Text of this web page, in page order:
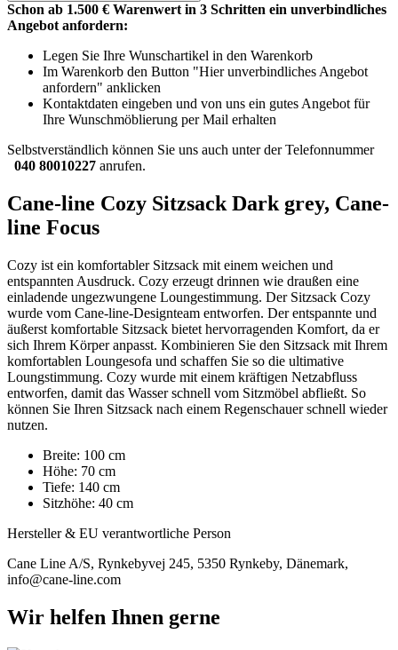
Schon ab 1.500 € Warenwert in 3 Schritten ein unverbindliches
Angebot anfordern:
Legen Sie Ihre Wunschartikel in den Warenkorb
Im Warenkorb den Button "Hier unverbindliches Angebot
anfordern" anklicken
Kontaktdaten eingeben und von uns ein gutes Angebot für
Ihre Wunschmöblierung per Mail erhalten
Selbstverständlich können Sie uns auch unter der Telefonnummer
040 80010227 anrufen.
Cane-line Cozy Sitzsack Dark grey, Cane-
line Focus
Cozy ist ein komfortabler Sitzsack mit einem weichen und
entspannten Ausdruck. Cozy erzeugt drinnen wie draußen eine
einladende ungezwungene Loungestimmung. Der Sitzsack Cozy
wurde vom Cane-line-Designteam entworfen. Der entspannte und
äußerst komfortable Sitzsack bietet hervorragenden Komfort, da er
sich Ihrem Körper anpasst. Kombinieren Sie den Sitzsack mit Ihrem
komfortablen Loungesofa und schaffen Sie so die ultimative
Loungstimmung. Cozy wurde mit einem kräftigen Netzabfluss
entworfen, damit das Wasser schnell vom Sitzmöbel abfließt. So
können Sie Ihren Sitzsack nach einem Regenschauer schnell wieder
nutzen.
Breite: 100 cm
Höhe: 70 cm
Tiefe: 140 cm
Sitzhöhe: 40 cm
Hersteller & EU verantwortliche Person
Cane Line A/S, Rynkebyvej 245, 5350 Rynkeby, Dänemark,
info@cane-line.com
Wir helfen Ihnen gerne